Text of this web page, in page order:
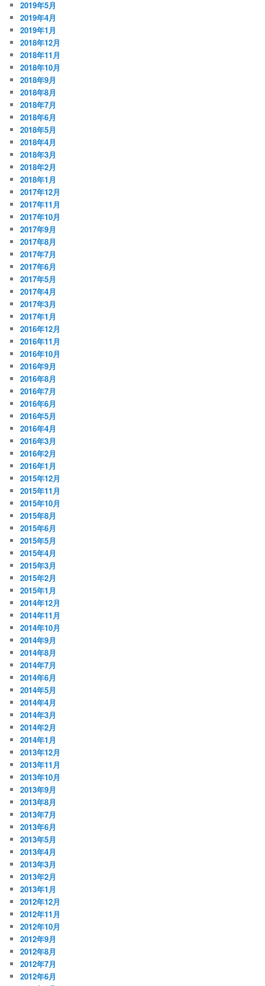
2019年5月
2019年4月
2019年1月
2018年12月
2018年11月
2018年10月
2018年9月
2018年8月
2018年7月
2018年6月
2018年5月
2018年4月
2018年3月
2018年2月
2018年1月
2017年12月
2017年11月
2017年10月
2017年9月
2017年8月
2017年7月
2017年6月
2017年5月
2017年4月
2017年3月
2017年1月
2016年12月
2016年11月
2016年10月
2016年9月
2016年8月
2016年7月
2016年6月
2016年5月
2016年4月
2016年3月
2016年2月
2016年1月
2015年12月
2015年11月
2015年10月
2015年8月
2015年6月
2015年5月
2015年4月
2015年3月
2015年2月
2015年1月
2014年12月
2014年11月
2014年10月
2014年9月
2014年8月
2014年7月
2014年6月
2014年5月
2014年4月
2014年3月
2014年2月
2014年1月
2013年12月
2013年11月
2013年10月
2013年9月
2013年8月
2013年7月
2013年6月
2013年5月
2013年4月
2013年3月
2013年2月
2013年1月
2012年12月
2012年11月
2012年10月
2012年9月
2012年8月
2012年7月
2012年6月